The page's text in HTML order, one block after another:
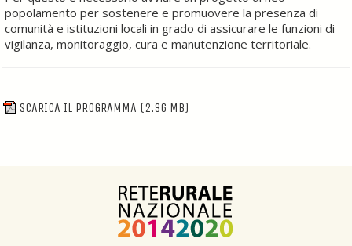
popolamento per sostenere e promuovere la presenza di
comunità e istituzioni locali in grado di assicurare le funzioni di
vigilanza, monitoraggio, cura e manutenzione territoriale.
SCARICA IL PROGRAMMA (2.36 MB)